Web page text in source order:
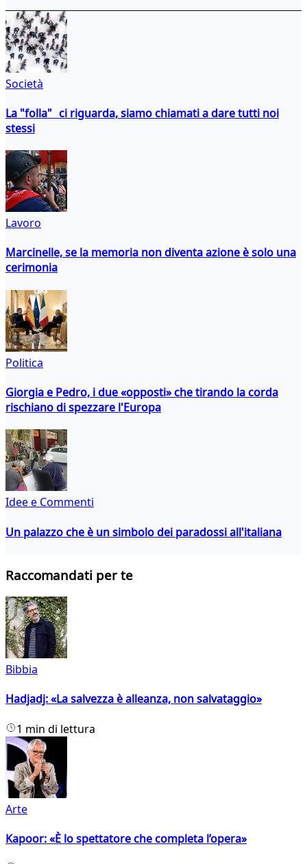
Società
La "folla" ci riguarda, siamo chiamati a dare tutti noi
stessi
Lavoro
Marcinelle, se la memoria non diventa azione è solo una
cerimonia
Politica
Giorgia e Pedro, i due «opposti» che tirando la corda
rischiano di spezzare l'Europa
Idee e Commenti
Un palazzo che è un simbolo dei paradossi all'italiana
Raccomandati per te
Bibbia
Hadjadj: «La salvezza è alleanza, non salvataggio»
1 min di lettura
Arte
Kapoor: «È lo spettatore che completa l’opera»